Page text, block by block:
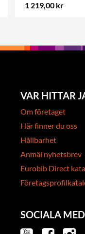
1 219,00 kr
VAR HITTAR
Om företaget
Här finner du oss
Hållbarhet
Anmäl nyhetsbrev
Eurobib Direct
SOCIALA